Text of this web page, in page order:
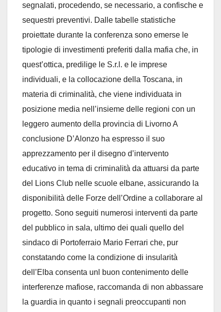
segnalati, procedendo, se necessario, a confische e
sequestri preventivi. Dalle tabelle statistiche
proiettate durante la conferenza sono emerse le
tipologie di investimenti preferiti dalla mafia che, in
quest’ottica, predilige le S.r.l. e le imprese
individuali, e la collocazione della Toscana, in
materia di criminalità, che viene individuata in
posizione media nell’insieme delle regioni con un
leggero aumento della provincia di Livorno A
conclusione D’Alonzo ha espresso il suo
apprezzamento per il disegno d’intervento
educativo in tema di criminalità da attuarsi da parte
del Lions Club nelle scuole elbane, assicurando la
disponibilità delle Forze dell’Ordine a collaborare al
progetto. Sono seguiti numerosi interventi da parte
del pubblico in sala, ultimo dei quali quello del
sindaco di Portoferraio Mario Ferrari che, pur
constatando come la condizione di insularità
dell’Elba consenta unl buon contenimento delle
interferenze mafiose, raccomanda di non abbassare
la guardia in quanto i segnali preoccupanti non